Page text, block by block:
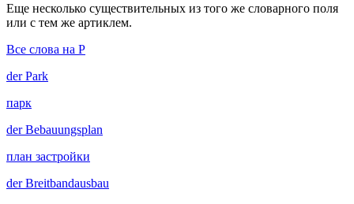
Еще несколько существительных из того же словарного поля
или с тем же артиклем.
Все слова на P
derPark
парк
derBebauungsplan
план застройки
derBreitbandausbau